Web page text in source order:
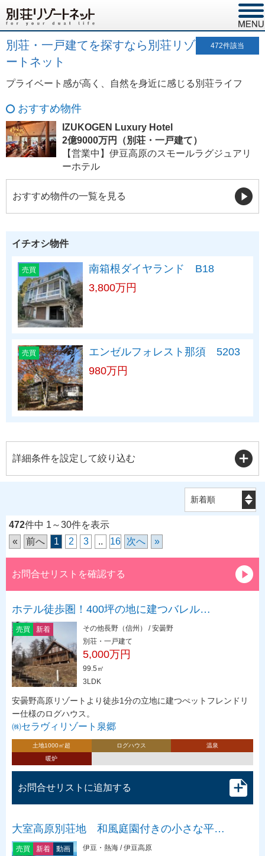
別荘・一戸建てを探すなら別荘リゾ
ートネット
472件該当
プライベート感が高く、自然を身近に感じる別荘ライフ
おすすめ物件
IZUKOGEN Luxury Hotel
2億9000万円（別荘・一戸建て）
【営業中】伊豆高原のスモールラグジュアリ
ーホテル
おすすめ物件の一覧を見る
イチオシ物件
売買
南箱根ダイヤランド B18
3,800万円
売買
エンゼルフォレスト那須 5203
980万円
詳細条件を設定して絞り込む
472件中 1～30件を表示
«
前へ 1 2 3 .. 16 次へ »
お問合せリストを確認する
ホテル徒歩圏！400坪の地に建つバレル…
売買 新着
その他長野（信州） / 安曇野
別荘・一戸建て
5,000万円
99.5㎡
3LDK
安曇野高原リゾートより徒歩1分の立地に建つぺットフレンドリ
ー仕様のログハウス。
㈱セラヴィリゾート泉郷
土地1000㎡超 ログハウス
温泉
暖炉
お問合せリストに追加する
大室高原別荘地 和風庭園付きの小さな平…
売買 新着 動画
伊豆・熱海 / 伊豆高原